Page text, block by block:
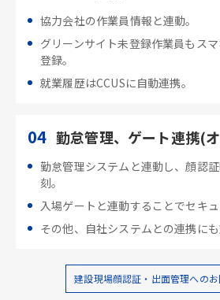
協力会社の作業員情報と連動。
グリーンサイト未登録作業員もス
登録。
就業履歴はCCUSに自動連携。
04 勤怠管理、ゲート連携(
勤怠管理システムと連動し、顔認
刻。
入場ゲートと連動することでセキュ
その他、自社システムとの連携にも
建設現場顔認証・出面管理への